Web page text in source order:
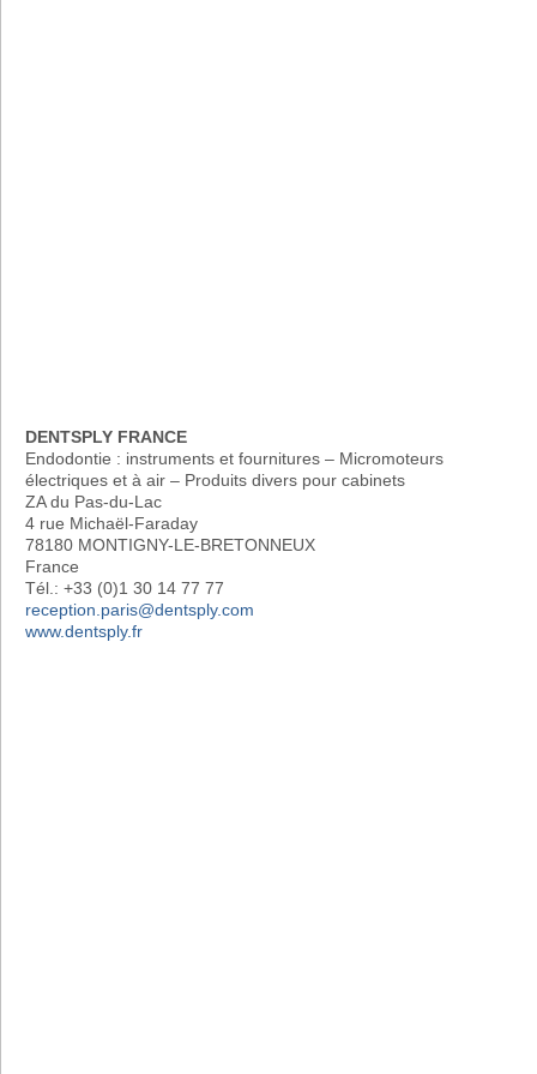
DENTSPLY FRANCE
Endodontie : instruments et fournitures – Micromoteurs
électriques et à air – Produits divers pour cabinets
ZA du Pas-du-Lac
4 rue Michaël-Faraday
78180 MONTIGNY-LE-BRETONNEUX
France
Tél.: +33 (0)1 30 14 77 77
reception.paris@dentsply.com
www.dentsply.fr